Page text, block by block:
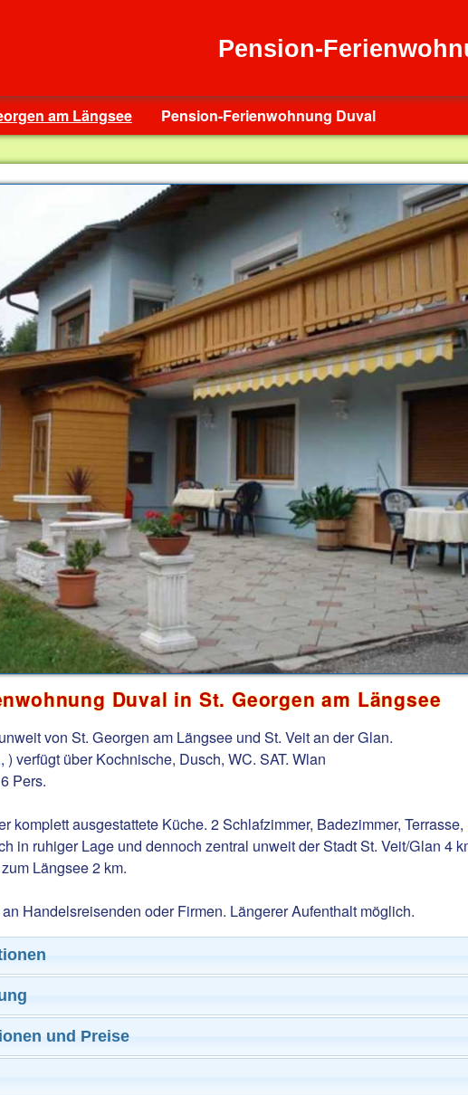
Pension-
am Längsee Pension-Ferienwohnung Duval
Duval in St. Georgen am Längsee
von St. Georgen am Längsee und St. Veit an der Glan.
verfügt über Kochnische, Dusch, WC. SAT. Wlan
Pers.
komplett ausgestattete Küche. 2 Schlafzimmer, Badezimmer, Terrasse,
in ruhiger Lage und dennoch zentral unweit der Stadt St. Veit/Glan 4
Längsee 2 km.
Handelsreisenden oder Firmen. Längerer Aufenthalt möglich.
und Preise